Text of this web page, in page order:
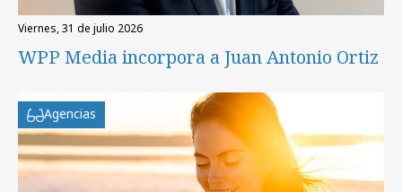
viernes, 31 de julio 2026
WPP Media incorpora a Juan Antonio Ortiz
Agencias